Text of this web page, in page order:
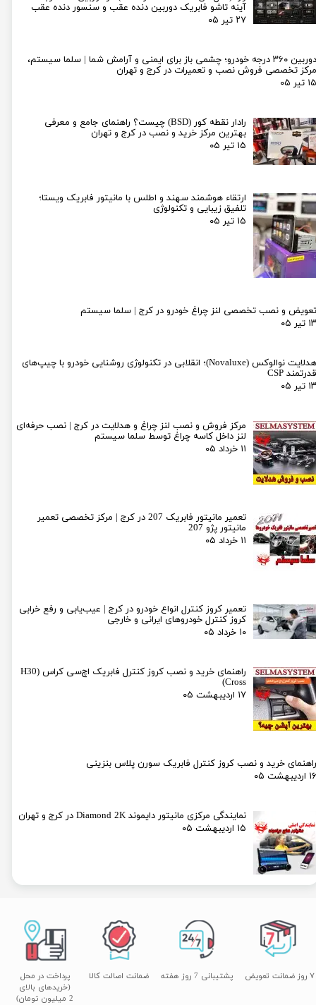
آینه تاشو فابریک دوربین دنده عقب و سنسور دنده عقب
۲۷ تیر ۰۵
دوربین ۳۶۰ درجه خودرو؛ چشمی باز برای ایمنی و آرامش شما | سلما سیستم،
مرکز تخصصی فروش نصب و تعمیرات در کرج و تهران
۱۵ تیر ۰۵
رادار نقطه کور (BSD) چیست؟ راهنمای جامع و معرفی
بهترین مرکز خرید و نصب در کرج و تهران
۱۵ تیر ۰۵
ارتقاء هوشمند سهند و اطلس با مانیتور فابریک ویستا؛
تلفیق زیبایی و تکنولوژی
۱۵ تیر ۰۵
تعویض و نصب تخصصی لنز چراغ خودرو در کرج | سلما سیستم
۱۳ تیر ۰۵
هدلایت نوالوکس (Novaluxe)؛ انقلابی در تکنولوژی روشنایی خودرو با چیپ‌های
قدرتمند CSP
۱۳ تیر ۰۵
مرکز فروش و نصب لنز چراغ و هدلایت در کرج | نصب حرفه‌ای
لنز داخل کاسه چراغ توسط سلما سیستم
۱۱ خرداد ۰۵
تعمیر مانیتور فابریک 207 در کرج | مرکز تخصصی تعمیر
مانیتور پژو 207
۱۱ خرداد ۰۵
تعمیر کروز کنترل انواع خودرو در کرج | عیب‌یابی و رفع خرابی
کروز کنترل خودروهای ایرانی و خارجی
۱۰ خرداد ۰۵
راهنمای خرید و نصب کروز کنترل فابریک اچ‌سی کراس (H30
Cross)
۱۷ اردیبهشت ۰۵
راهنمای خرید و نصب کروز کنترل فابریک سورن پلاس بنزینی
۱۶ اردیبهشت ۰۵
نمایندگی مرکزی مانیتور دایموند Diamond 2K در کرج و تهران
۱۵ اردیبهشت ۰۵
پشتیبانی 7 روز هفته
پرداخت در محل
(خریدهای بالای
2 میلیون تومان)
۷ روز ضمانت تعویض ضمانت اصالت کالا